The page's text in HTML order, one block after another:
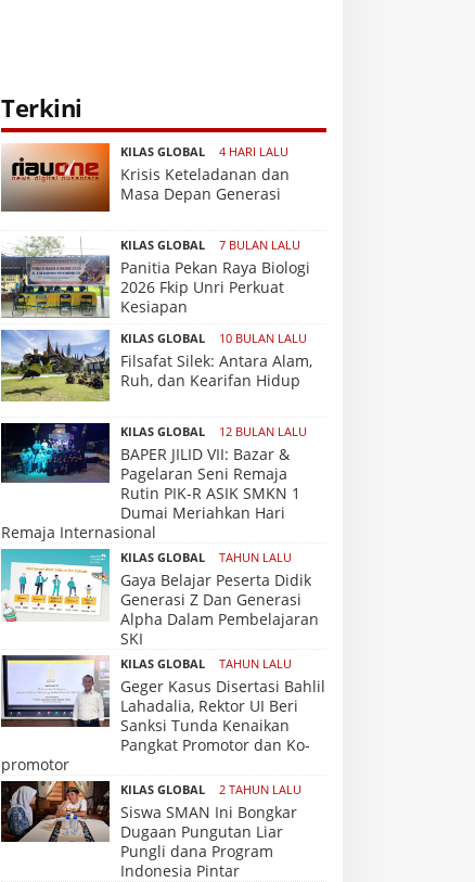
Terkini
KILAS GLOBAL 4 HARI LALU
Krisis Keteladanan dan
Masa Depan Generasi
KILAS GLOBAL 7 BULAN LALU
Panitia Pekan Raya Biologi
2026 Fkip Unri Perkuat
Kesiapan
KILAS GLOBAL 10 BULAN LALU
Filsafat Silek: Antara Alam,
Ruh, dan Kearifan Hidup
KILAS GLOBAL 12 BULAN LALU
BAPER JILID VII: Bazar &
Pagelaran Seni Remaja
Rutin PIK-R ASIK SMKN 1
Dumai Meriahkan Hari
Remaja Internasional
KILAS GLOBAL TAHUN LALU
Gaya Belajar Peserta Didik
Generasi Z Dan Generasi
Alpha Dalam Pembelajaran
SKI
KILAS GLOBAL TAHUN LALU
Geger Kasus Disertasi Bahlil
Lahadalia, Rektor UI Beri
Sanksi Tunda Kenaikan
Pangkat Promotor dan Ko-
promotor
KILAS GLOBAL 2 TAHUN LALU
Siswa SMAN Ini Bongkar
Dugaan Pungutan Liar
Pungli dana Program
Indonesia Pintar